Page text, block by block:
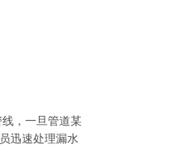
，一旦管道某
迅速处理漏水